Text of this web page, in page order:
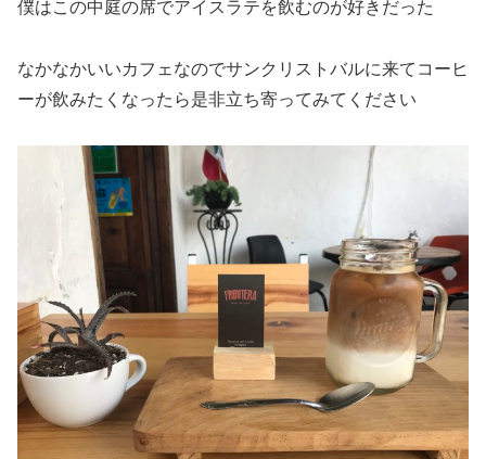
僕はこの中庭の席でアイスラテを飲むのが好きだった
なかなかいいカフェなのでサンクリストバルに来てコーヒ
ーが飲みたくなったら是非立ち寄ってみてください